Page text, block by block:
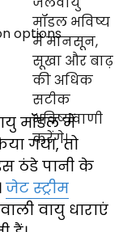
मॉडल में
गया, तो
ठंडे पानी के
जेट स्ट्रीम
वायु धाराएं